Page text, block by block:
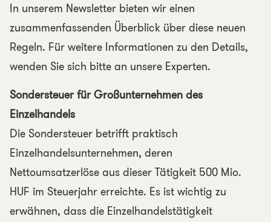
In unserem Newsletter bieten wir einen
zusammenfassenden Überblick über diese neuen
Regeln. Für weitere Informationen zu den Details,
wenden Sie sich bitte an unsere Experten.
Sondersteuer für Großunternehmen des
Einzelhandels
Die Sondersteuer betrifft praktisch
Einzelhandelsunternehmen, deren
Nettoumsatzerlöse aus dieser Tätigkeit 500 Mio.
HUF im Steuerjahr erreichte. Es ist wichtig zu
erwähnen, dass die Einzelhandelstätigkeit